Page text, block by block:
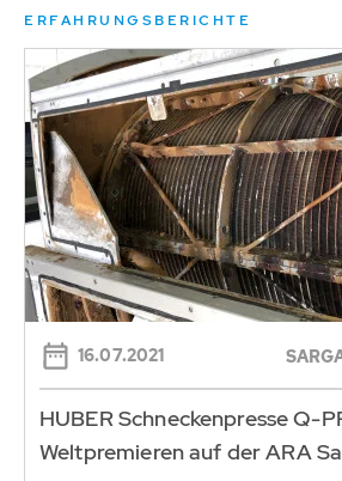
ERFAHRUNGSBERICHTE
16.07.2021
HUBER Schneckenpresse Q-
Weltpremieren auf der ARA